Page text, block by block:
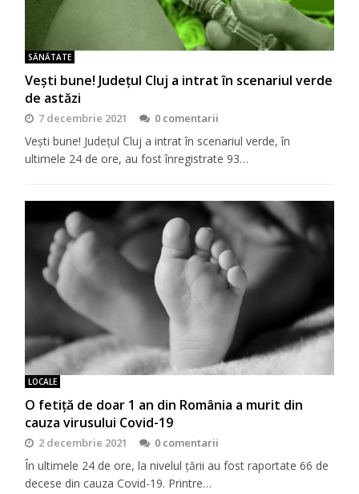
SĂNĂTATE
Vești bune! Județul Cluj a intrat în scenariul verde
de astăzi
7 decembrie 2021 0 comentarii
Vești bune! Județul Cluj a intrat în scenariul verde, în
ultimele 24 de ore, au fost înregistrate 93…
LOCALE
O fetiță de doar 1 an din România a murit din
cauza virusului Covid-19
2 decembrie 2021 0 comentarii
În ultimele 24 de ore, la nivelul țării au fost raportate 66 de
decese din cauza Covid-19. Printre…